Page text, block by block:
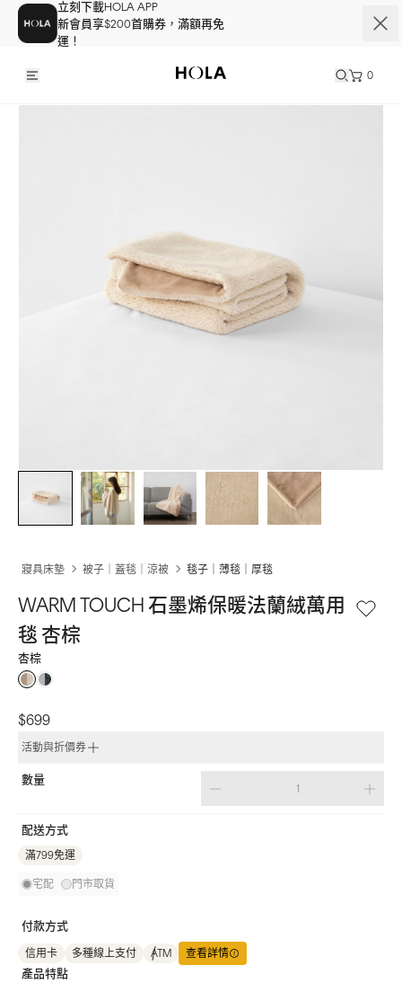
立刻下載HOLA APP
新會員享$200首購券，滿額再免
運！
0
寢具床墊 被子｜蓋毯｜涼被 毯子｜薄毯｜厚毯
WARM TOUCH 石墨烯保暖法蘭絨萬用
毯 杏棕
杏棕
$699
活動與折價券
數量
配送方式
滿799免運
宅配 門市取貨
付款方式
信用卡 多種線上支付 ATM 查看詳情
產品特點